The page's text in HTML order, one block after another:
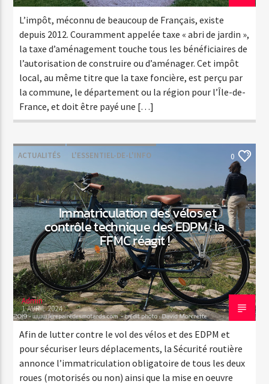
L’impôt, méconnu de beaucoup de Français, existe
depuis 2012. Couramment appelée taxe « abri de jardin »,
la taxe d’aménagement touche tous les bénéficiaires de
l’autorisation de construire ou d’aménager. Cet impôt
local, au même titre que la taxe foncière, est perçu par
la commune, le département ou la région pour l’Île-de-
France, et doit être payé une […]
ACTUALITÉS L'ESSENTIEL-DE-L'INFO 0
Immatriculation des vélos et
contrôle technique des EDPM : la
FFMC réagit !
Admin
1 AVRIL 2024
Afin de lutter contre le vol des vélos et des EDPM et
pour sécuriser leurs déplacements, la Sécurité routière
annonce l’immatriculation obligatoire de tous les deux
roues (motorisés ou non) ainsi que la mise en oeuvre